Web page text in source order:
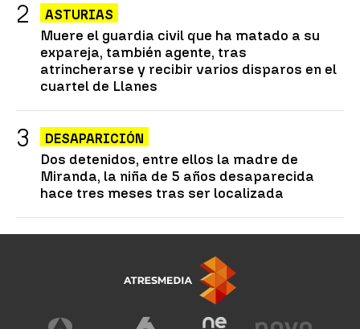
ASTURIAS
Muere el guardia civil que ha matado a su
expareja, también agente, tras
atrincherarse y recibir varios disparos en el
cuartel de Llanes
DESAPARICIÓN
Dos detenidos, entre ellos la madre de
Miranda, la niña de 5 años desaparecida
hace tres meses tras ser localizada